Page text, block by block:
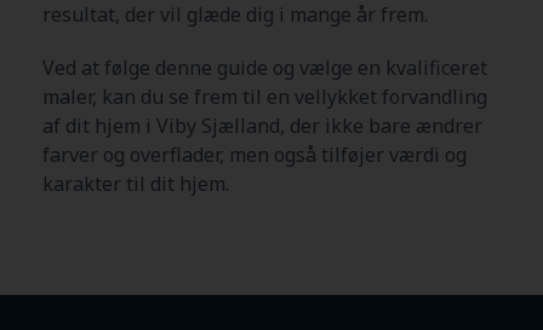
resultat, der vil glæde dig i mange år frem.
Ved at følge denne guide og vælge en kvalificeret
maler, kan du se frem til en vellykket forvandling
af dit hjem i Viby Sjælland, der ikke bare ændrer
farver og overflader, men også tilføjer værdi og
karakter til dit hjem.